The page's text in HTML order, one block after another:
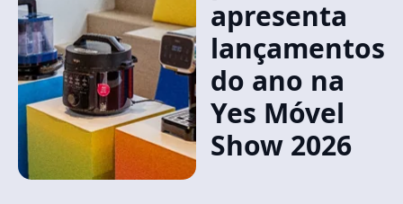
apresenta
lançamentos
do ano na
Yes Móvel
Show 2026